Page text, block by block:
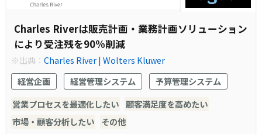
Charles Riverは販売計画・業務計画ソリューション
により受注残を90%削減
※出典：Charles River | Wolters Kluwer
経営企画
経営管理システム
予算管理システム
営業プロセスを最適化したい 顧客満足度を高めたい
市場・顧客分析したい
その他